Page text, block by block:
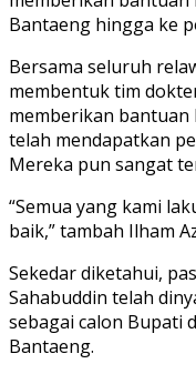
Bantaeng hingga ke
Bersama seluruh
membentuk tim
memberikan bantuan
telah mendapatkan
Mereka pun sangat
“Semua yang kami
baik,” tambah Ilham
Sekedar diketahui,
Sahabuddin telah
sebagai calon Bupati
Bantaeng.